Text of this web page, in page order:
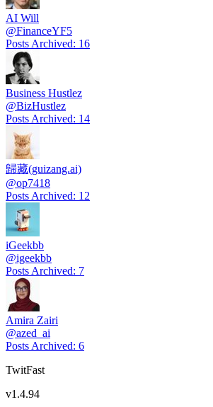
AI Will
@FinanceYF5
Posts Archived: 16
Business Hustlez
@BizHustlez
Posts Archived: 14
歸藏(guizang.ai)
@op7418
Posts Archived: 12
iGeekbb
@igeekbb
Posts Archived: 7
Amira Zairi
@azed_ai
Posts Archived: 6
TwitFast
v1.4.94